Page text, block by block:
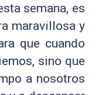
semana, es
maravillosa y
que cuando
sino que
a nosotros